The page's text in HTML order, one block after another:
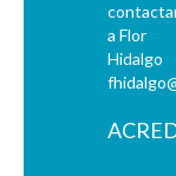
a Flor
Hidalgo